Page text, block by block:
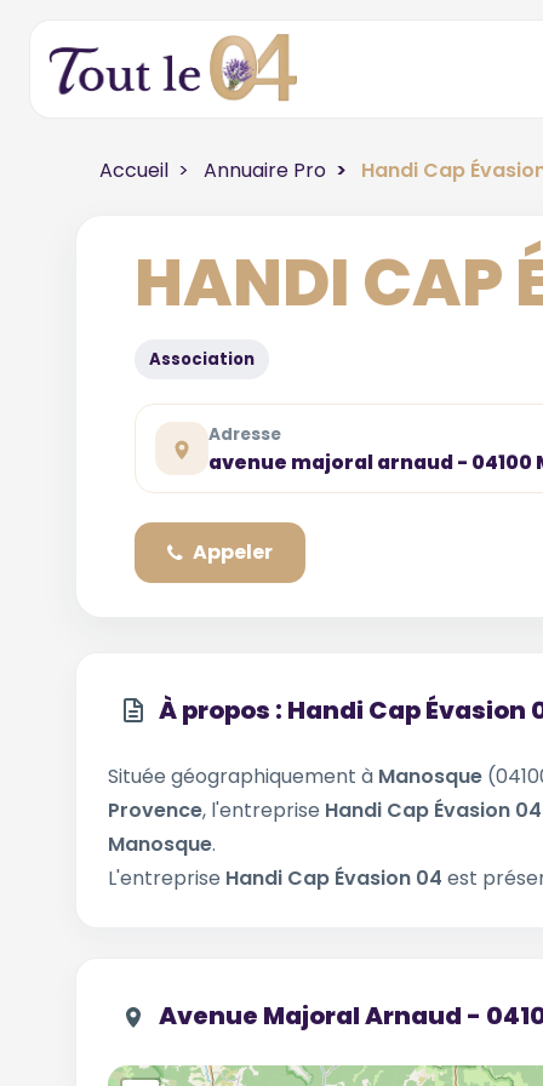
Accueil Annuaire Pro Handi Cap
HANDI CAP
Association
Adresse
avenue majoral arnaud - 04100
Appeler
À propos : Handi Cap Évasion
Située géographiquement à Manosque
Provence, l'entreprise Handi Cap Évasion
Manosque.
L'entreprise Handi Cap Évasion 04 est
Avenue Majoral Arnaud -